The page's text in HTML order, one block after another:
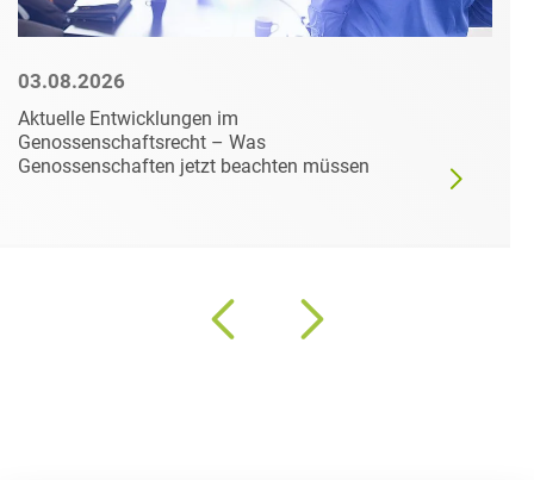
03.08.2026
Aktuelle Entwicklungen im
Genossenschaftsrecht – Was
Genossenschaften jetzt beachten müssen